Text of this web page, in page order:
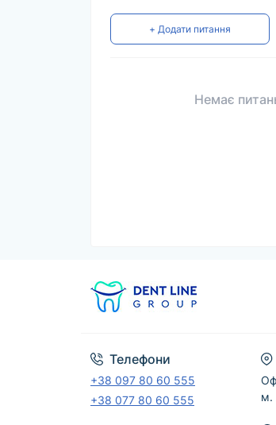
+ Додати питання
Немає
Телефони
+38 097 80 60 555
+38 077 80 60 555
м.